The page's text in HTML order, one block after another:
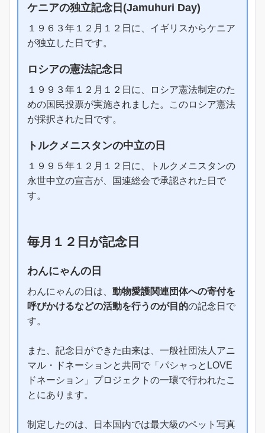
ケニアの独立記念日(Jamuhuri Day)
１９６３年１２月１２日に、イギリスからケニア
が独立した日です。
ロシアの憲法記念日
１９９３年１２月１２日に、ロシア憲法制定のた
めの国民投票が実施されました。このロシア憲法
が採択された日です。
トルクメニスタンの中立の日
１９９５年１２月１２日に、トルクメニスタンの
永世中立の宣言が、国連総会で承認された日で
す。
毎月１２日が記念日
わんにゃんの日
わんにゃんの日は、 動物愛護関連団体への寄付を
呼びかけるなどの活動を行うのが目的の記念日で
す。
また、記念日ができた由来は、一般社団法人アニ
マル・ドネーションと共同で「パシャっとLOVE
ドネーション」プロジェクトの一環で行われたこ
とにあります。
制定したのは、日本国内では最大級のペット写真